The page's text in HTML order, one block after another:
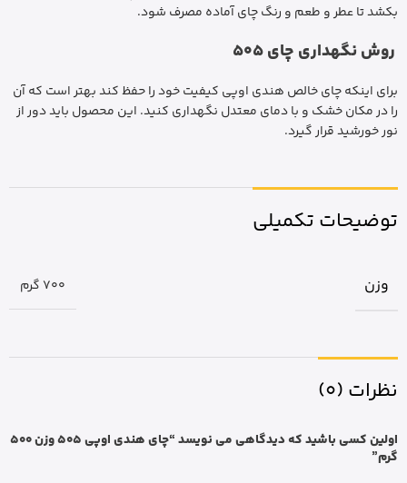
بکشد تا عطر و طعم و رنگ چای آماده مصرف شود.
روش نگهداری چای 505
برای اینکه چای خالص هندی اوپی کیفیت خود را حفظ کند بهتر است که آن
را در مکان خشک و با دمای معتدل نگهداری کنید. این محصول باید دور از
نور خورشید قرار گیرد.
توضیحات تکمیلی
وزن 700 گرم
نظرات (0)
اولین کسی باشید که دیدگاهی می نویسد “چای هندی اوپی 505 وزن 500
گرم”